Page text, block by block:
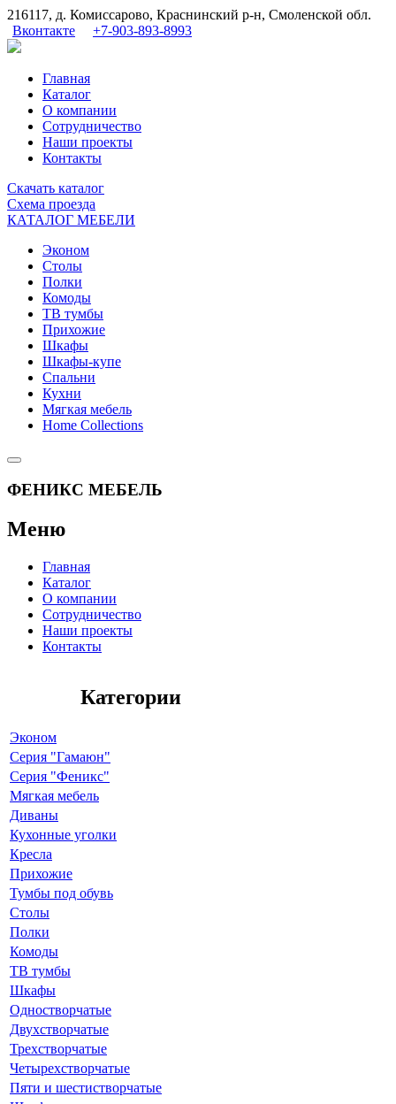
216117, д. Комиссарово, Краснинский р-н, Смоленской обл.
Вконтакте
+7-903-893-8993
Главная
Каталог
О компании
Сотрудничество
Наши проекты
Контакты
Скачать каталог
Схема проезда
КАТАЛОГ МЕБЕЛИ
Эконом
Столы
Полки
Комоды
ТВ тумбы
Прихожие
Шкафы
Шкафы-купе
Спальни
Кухни
Мягкая мебель
Home Collections
ФЕНИКС МЕБЕЛЬ
Меню
Главная
Каталог
О компании
Сотрудничество
Наши проекты
Контакты
Категории
Эконом
Серия "Гамаюн"
Серия "Феникс"
Мягкая мебель
Диваны
Кухонные уголки
Кресла
Прихожие
Тумбы под обувь
Столы
Полки
Комоды
ТВ тумбы
Шкафы
Одностворчатые
Двухстворчатые
Трехстворчатые
Четырехстворчатые
Пяти и шестистворчатые